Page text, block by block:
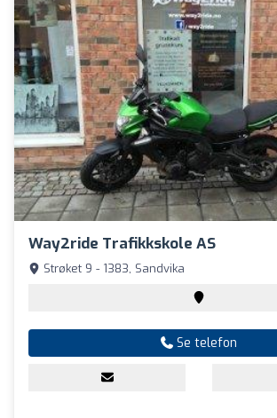
Way2ride Trafikkskole AS
Strøket 9 - 1383, Sandvika
Se telefon